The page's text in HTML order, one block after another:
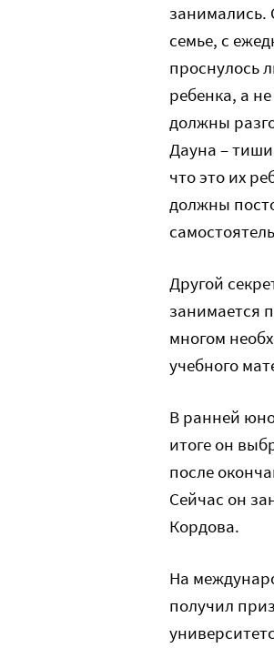
занимались.
семье, с
проснулось
ребенка, а
должны
Дауна –
что это их
должны
Другой
занимается
многом
учебного
В ранней
итоге он
после
Сейчас он
Кордова.
На
получил